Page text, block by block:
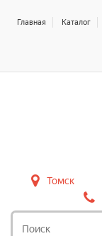
Главная Каталог
Томск